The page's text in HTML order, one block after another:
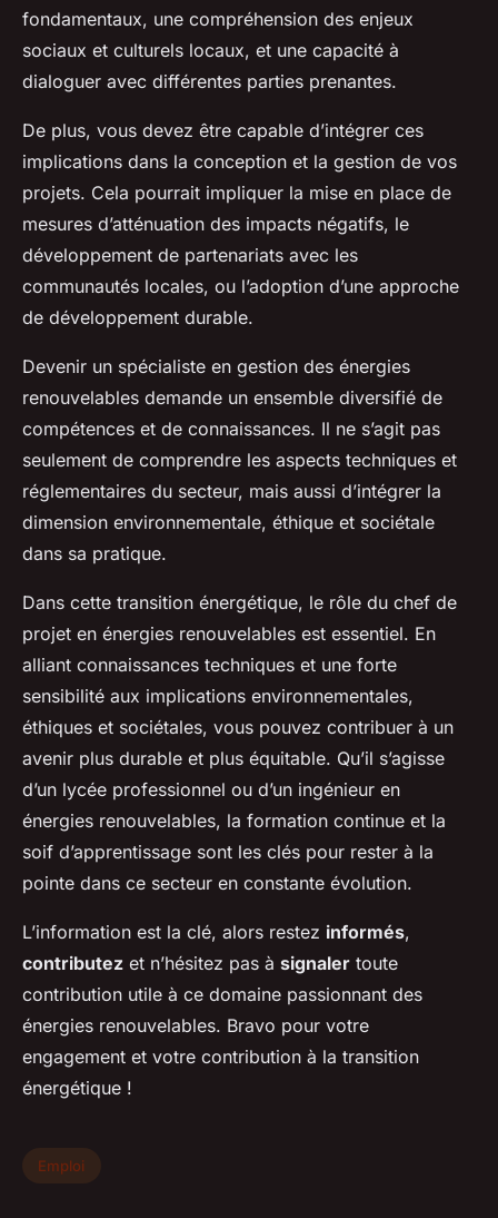
fondamentaux, une compréhension des enjeux
sociaux et culturels locaux, et une capacité à
dialoguer avec différentes parties prenantes.
De plus, vous devez être capable d’intégrer ces
implications dans la conception et la gestion de vos
projets. Cela pourrait impliquer la mise en place de
mesures d’atténuation des impacts négatifs, le
développement de partenariats avec les
communautés locales, ou l’adoption d’une approche
de développement durable.
Devenir un spécialiste en gestion des énergies
renouvelables demande un ensemble diversifié de
compétences et de connaissances. Il ne s’agit pas
seulement de comprendre les aspects techniques et
réglementaires du secteur, mais aussi d’intégrer la
dimension environnementale, éthique et sociétale
dans sa pratique.
Dans cette transition énergétique, le rôle du chef de
projet en énergies renouvelables est essentiel. En
alliant connaissances techniques et une forte
sensibilité aux implications environnementales,
éthiques et sociétales, vous pouvez contribuer à un
avenir plus durable et plus équitable. Qu’il s’agisse
d’un lycée professionnel ou d’un ingénieur en
énergies renouvelables, la formation continue et la
soif d’apprentissage sont les clés pour rester à la
pointe dans ce secteur en constante évolution.
L’information est la clé, alors restez informés,
contributez et n’hésitez pas à signaler toute
contribution utile à ce domaine passionnant des
énergies renouvelables. Bravo pour votre
engagement et votre contribution à la transition
énergétique !
Emploi